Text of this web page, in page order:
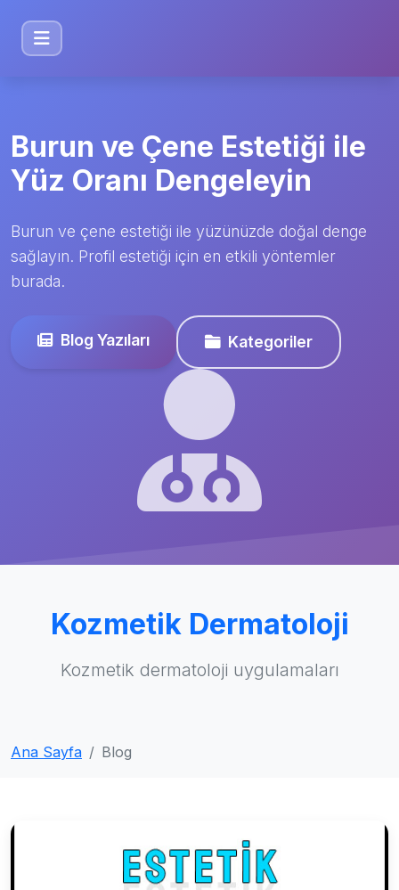
Burun ve Çene Estetiği ile
Yüz Oranı Dengeleyin
Burun ve çene estetiği ile yüzünüzde doğal denge
sağlayın. Profil estetiği için en etkili yöntemler
burada.
Blog Yazıları Kategoriler
Kozmetik Dermatoloji
Kozmetik dermatoloji uygulamaları
Ana Sayfa Blog